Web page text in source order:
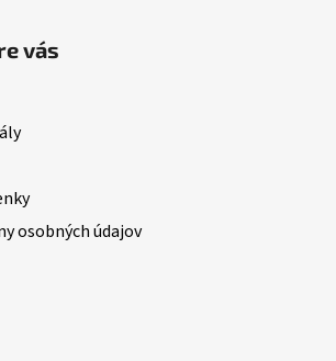
vás
osobných údajov